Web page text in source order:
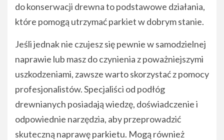
do konserwacji drewna to podstawowe działania,
które pomogą utrzymać parkiet w dobrym stanie.
Jeśli jednak nie czujesz się pewnie w samodzielnej
naprawie lub masz do czynienia z poważniejszymi
uszkodzeniami, zawsze warto skorzystać z pomocy
profesjonalistów. Specjaliści od podłóg
drewnianych posiadają wiedzę, doświadczenie i
odpowiednie narzędzia, aby przeprowadzić
skuteczną naprawę parkietu. Mogą również